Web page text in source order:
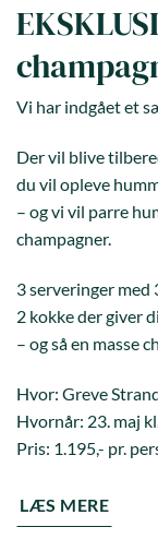
Vi har indgået et
Der vil blive
du vil opleve
– og vi vil parre
champagner.
3 serveringer
2 kokke der giver
– og så en masse
Hvor: Greve
Hvornår: 23. maj
Pris: 1.195,- pr.
LÆS MERE